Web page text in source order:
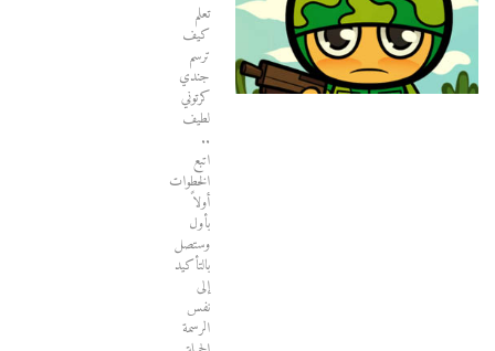
تعلم
كيف
ترسم
جندي
كرتوني
لطيف
..
اتبع
الخطوات
أولاً
بأول
وستصل
بالتأكيد
إلى
نفس
الرسمة